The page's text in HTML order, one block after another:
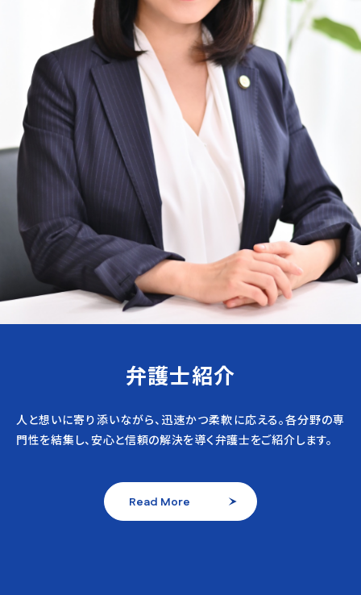
弁護士紹介
人と想いに寄り添いながら、迅速かつ柔軟に応える。各分野の専
門性を結集し、安心と信頼の解決を導く弁護士をご紹介します。
Read More